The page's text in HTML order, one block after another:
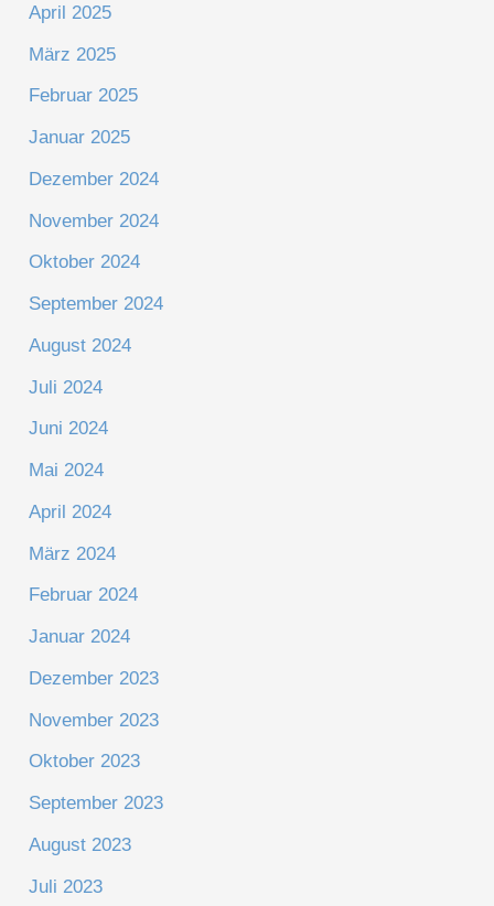
April 2025
März 2025
Februar 2025
Januar 2025
Dezember 2024
November 2024
Oktober 2024
September 2024
August 2024
Juli 2024
Juni 2024
Mai 2024
April 2024
März 2024
Februar 2024
Januar 2024
Dezember 2023
November 2023
Oktober 2023
September 2023
August 2023
Juli 2023